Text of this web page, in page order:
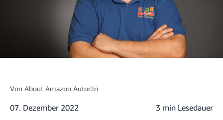
Von About Amazon Autor:in
07. Dezember 2022 3 min Lesedauer